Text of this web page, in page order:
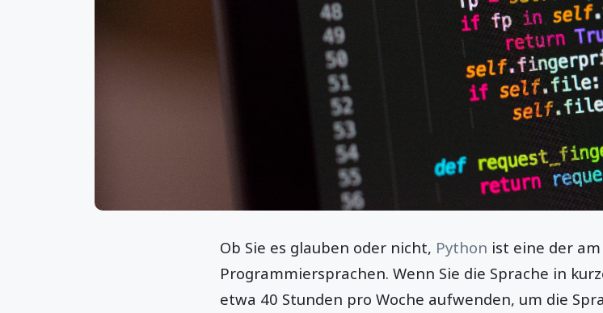
Ob Sie es glauben oder nicht, Python ist eine der
Programmiersprachen. Wenn Sie die Sprache in
etwa 40 Stunden pro Woche aufwenden, um die